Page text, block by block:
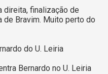
direita, finalização de
de Bravim. Muito perto do
do U. Leiria
Bernardo no U. Leiria